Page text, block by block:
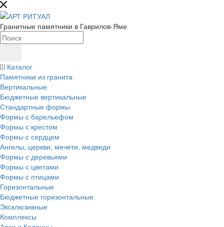
Гранитные памятники в Гаврилов-Яме
Каталог
Памятники из гранита
Вертикальные
Бюджетные вертикальные
Стандартные формы
Формы с барельефом
Формы с крестом
Формы с сердцем
Ангелы, церкви, мечети, медведи
Формы с деревьями
Формы с цветами
Формы с птицами
Горизонтальные
Бюджетные горизонтальные
Эксклюзивные
Комплексы